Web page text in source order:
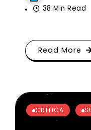
38 Min Read
Read More
CRÍTICA